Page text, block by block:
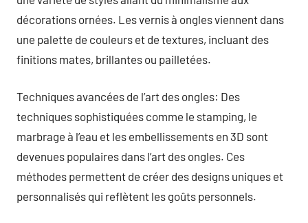
décorations ornées. Les vernis à ongles viennent dans
une palette de couleurs et de textures, incluant des
finitions mates, brillantes ou pailletées.
Techniques avancées de l’art des ongles: Des
techniques sophistiquées comme le stamping, le
marbrage à l’eau et les embellissements en 3D sont
devenues populaires dans l’art des ongles. Ces
méthodes permettent de créer des designs uniques et
personnalisés qui reflètent les goûts personnels.